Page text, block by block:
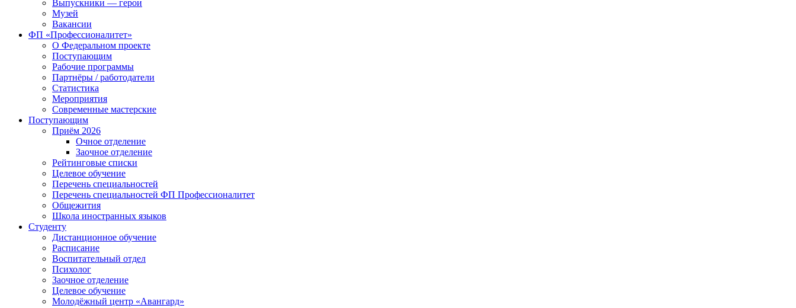
Выпускники — герои
Музей
Вакансии
ФП «Профессионалитет»
О Федеральном проекте
Поступающим
Рабочие программы
Партнёры / работодатели
Статистика
Мероприятия
Современные мастерские
Поступающим
Приём 2026
Очное отделение
Заочное отделение
Рейтинговые списки
Целевое обучение
Перечень специальностей
Перечень специальностей ФП Профессионалитет
Общежития
Школа иностранных языков
Студенту
Дистанционное обучение
Расписание
Воспитательный отдел
Психолог
Заочное отделение
Целевое обучение
Молодёжный центр «Авангард»